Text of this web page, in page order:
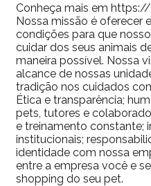
Conheça mais em
Nossa missão é oferecer
condições para que
cuidar dos seus animais
maneira possível. Nossa
alcance de nossas
tradição nos cuidados
Ética e transparência;
pets, tutores e
e treinamento constante;
institucionais;
identidade com nossa
entre a empresa você e
shopping do seu pet.